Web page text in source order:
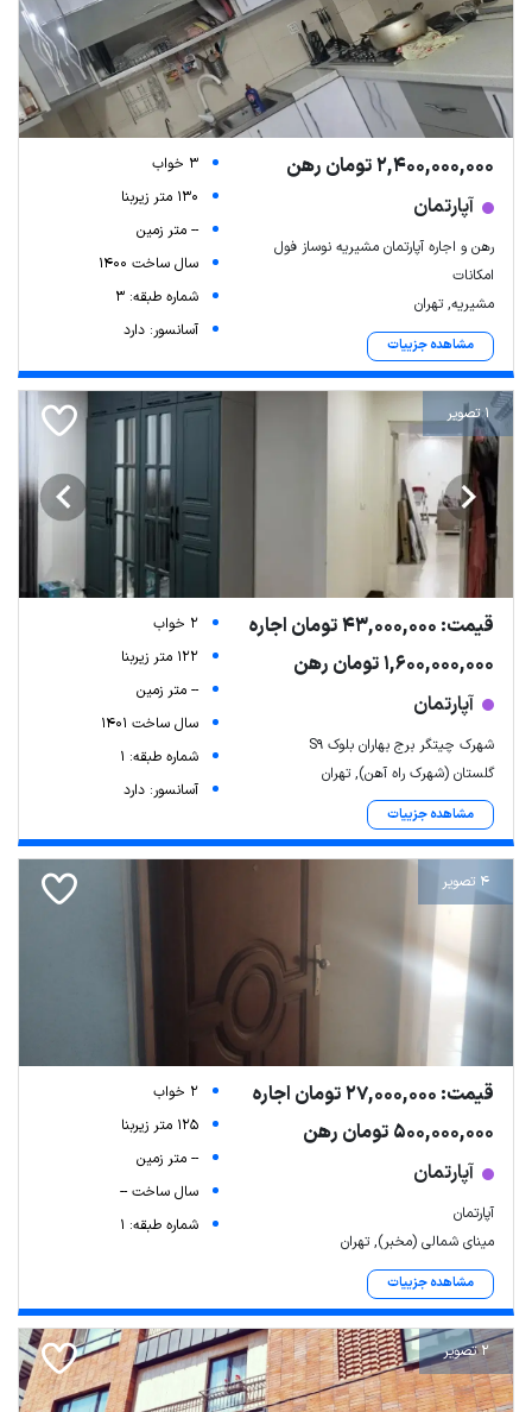
2,400,000,000 تومان رهن
آپارتمان
رهن و اجاره آپارتمان مشیریه نوساز فول
امکانات
مشیریه, تهران
مشاهده جزییات
3 خواب
130 متر زیربنا
-- متر زمین
سال ساخت 1400
شماره طبقه: 3
آسانسور: دارد
1 تصویر
قیمت: 43,000,000 تومان اجاره
1,600,000,000 تومان رهن
آپارتمان
شهرک چیتگر برج بهاران بلوک S9
گلستان (شهرک راه آهن), تهران
مشاهده جزییات
2 خواب
122 متر زیربنا
-- متر زمین
سال ساخت 1401
شماره طبقه: 1
آسانسور: دارد
4 تصویر
قیمت: 27,000,000 تومان اجاره
500,000,000 تومان رهن
آپارتمان
آپارتمان
مینای شمالی (مخبر), تهران
مشاهده جزییات
2 خواب
125 متر زیربنا
-- متر زمین
سال ساخت --
شماره طبقه: 1
2 تصویر